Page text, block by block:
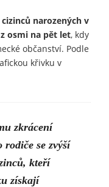
narozených v
osmi na pět let, kdy
občanství. Podle
křivku v
zkrácení
rodiče se zvýší
kteří
získají